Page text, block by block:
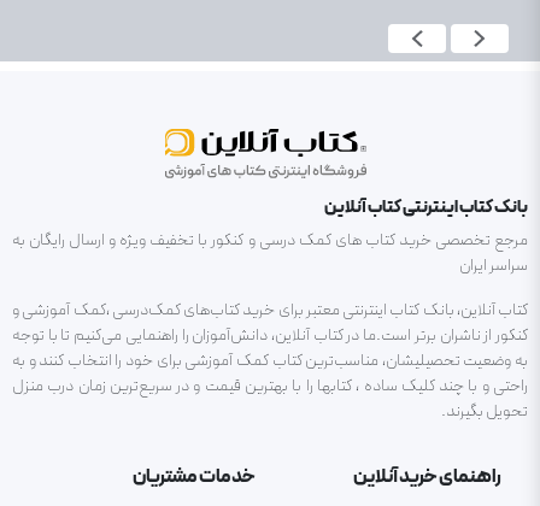
بانک کتاب اینترنتی کتاب آنلاین
مرجع تخصصی خرید کتاب های کمک درسی و کنکور با تخفیف ویژه و ارسال رایگان به
سراسر ایران
کتاب آنلاین، بانک کتاب اینترنتی معتبر برای خرید کتاب‌های کمک‌درسی ،کمک آموزشی و
کنکور از ناشران برتر است.ما در کتاب آنلاین، دانش‌آموزان را راهنمایی می‌کنیم تا با توجه
به وضعیت تحصیلیشان، مناسب‌ترین کتاب کمک آموزشی برای خود را انتخاب کنند و به
راحتی و با چند کلیک ساده ، کتابها را با بهترین قیمت و در سریع‌ترین زمان درب منزل
تحویل بگیرند.
راهنمای خرید آنلاین
خدمات مشتریان